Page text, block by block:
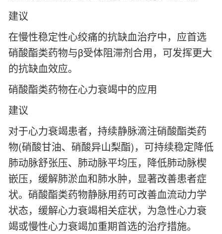
建议
在慢性稳定性心绞痛的抗缺血治疗中，应首选
硝酸酯类药物与β受体阻滞剂合用，可发挥更大
的抗缺血效应。
硝酸酯类药物在心力衰竭中的应用
建议
对于心力衰竭患者，持续静脉滴注硝酸酯类药
物(硝酸甘油、硝酸异山梨酯)，可持续稳定降低
肺动脉舒张压、肺动脉平均压，降低肺动脉楔
嵌压，缓解肺淤血和肺水肿，显著改善患者症
状。硝酸酯类药物静脉用药可改善血流动力学
状态，缓解心力衰竭相关症状，为急性心力衰
竭或慢性心力衰竭加重期首选的治疗措施。